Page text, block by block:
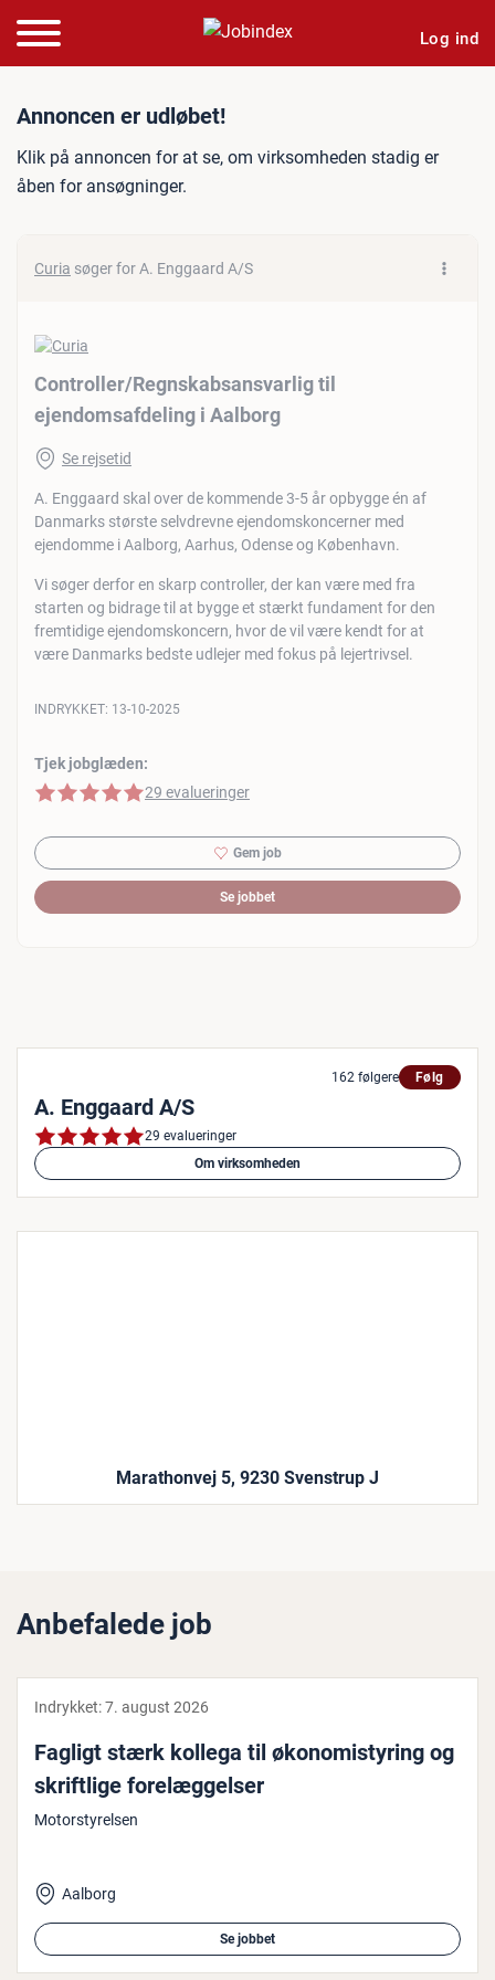
Log ind
Jobannonce: Controller/
Annoncen er udløbet!
Klik på annoncen for at se, om virksomheden stadig er
åben for ansøgninger.
Curia søger for A. Enggaard A/S
Controller/​Regnskabsansvarlig til
ejendomsafdeling i Aalborg
Se rejsetid
A. Enggaard skal over de kommende 3-5 år opbygge én af
Danmarks største selvdrevne ejendomskoncerner med
ejendomme i Aalborg, Aarhus, Odense og København.
Vi søger derfor en skarp controller, der kan være med fra
starten og bidrage til at bygge et stærkt fundament for den
fremtidige ejendomskoncern, hvor de vil være kendt for at
være Danmarks bedste udlejer med fokus på lejertrivsel.
Tjek jobglæden:
5 af 5 stjerner
29 evalueringer
INDRYKKET: 13-10-2025
Gem job
Se jobbet
162 følgere Følg
A. Enggaard A/S
29 evalueringer
Om virksomheden
Marathonvej 5, 9230 Svenstrup J
Anbefalede job
Indrykket:7. august 2026
Fagligt stærk kollega til øko­no­mi­sty­ring og
skrift­li­ge fo­re­læg­gel­ser
Motorstyrelsen
Aalborg
Se jobbet